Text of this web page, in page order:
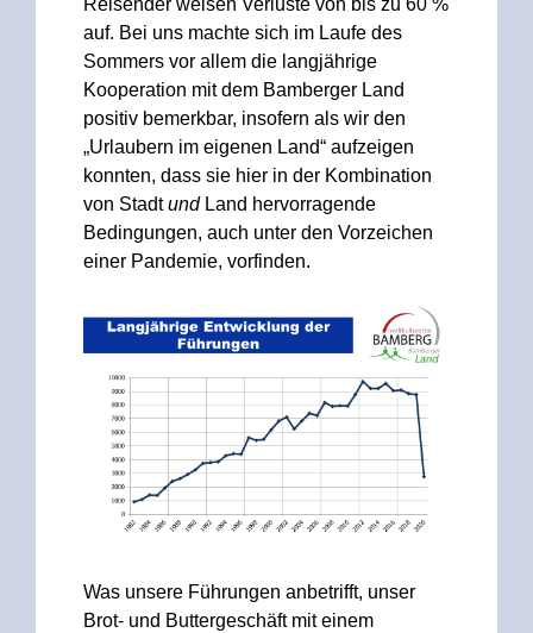
Reisender weisen Verluste von bis zu 60 %
auf. Bei uns machte sich im Laufe des
Sommers vor allem die langjährige
Kooperation mit dem Bamberger Land
positiv bemerkbar, insofern als wir den
„Urlaubern im eigenen Land“ aufzeigen
konnten, dass sie hier in der Kombination
von StadtundLand hervorragende
Bedingungen, auch unter den Vorzeichen
einer Pandemie, vorfinden.
Was unsere Führungen anbetrifft, unser
Brot- und Buttergeschäft mit einem